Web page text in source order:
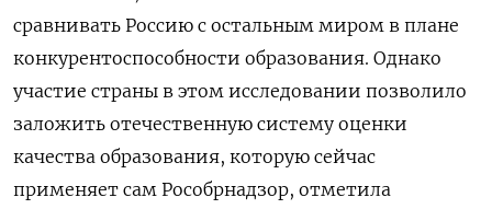
сравнивать Россию с остальным миром в плане
конкурентоспособности образования. Однако
участие страны в этом исследовании позволило
заложить отечественную систему оценки
качества образования, которую сейчас
применяет сам Рособрнадзор, отметила